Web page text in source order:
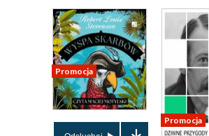
Promocja
Promocja